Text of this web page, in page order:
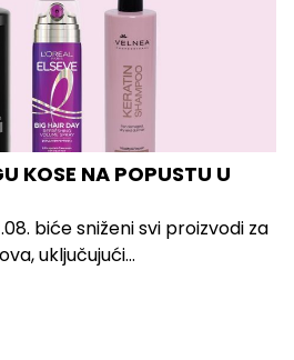
KOSE NA POPUSTU U
biće sniženi svi proizvodi za
uključujući...